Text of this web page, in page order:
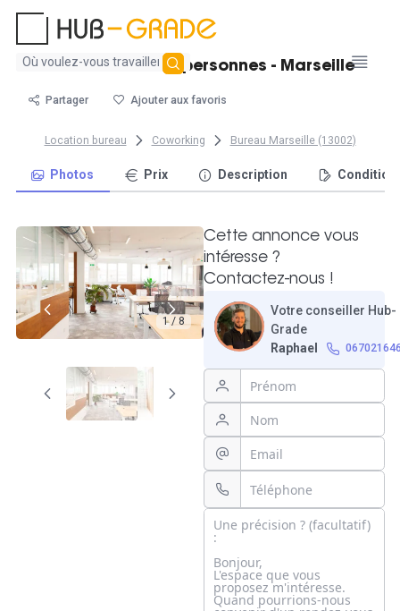
Aucun
trouvé
Bureau fermé - 2 personnes - Marseille
Partager Ajouter aux favoris
Location bureau Coworking Bureau Marseille (13002)
Photos Prix Description
1 / 8
Cette annonce vous
intéresse ?
Contactez-nous !
Votre conseiller Hub-
Grade
Raphael